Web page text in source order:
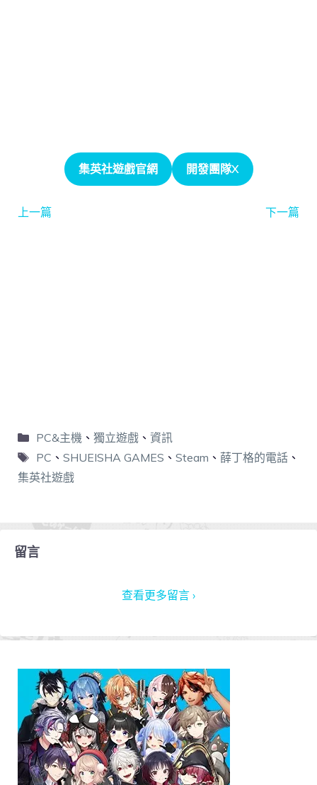
集英社遊戲官網 開發團隊X
上一篇 下一篇
PC&主機、 獨立遊戲、 資訊
PC 、 SHUEISHA GAMES 、 Steam 、 薛丁格的電話、
集英社遊戲
留言
查看更多留言 ›